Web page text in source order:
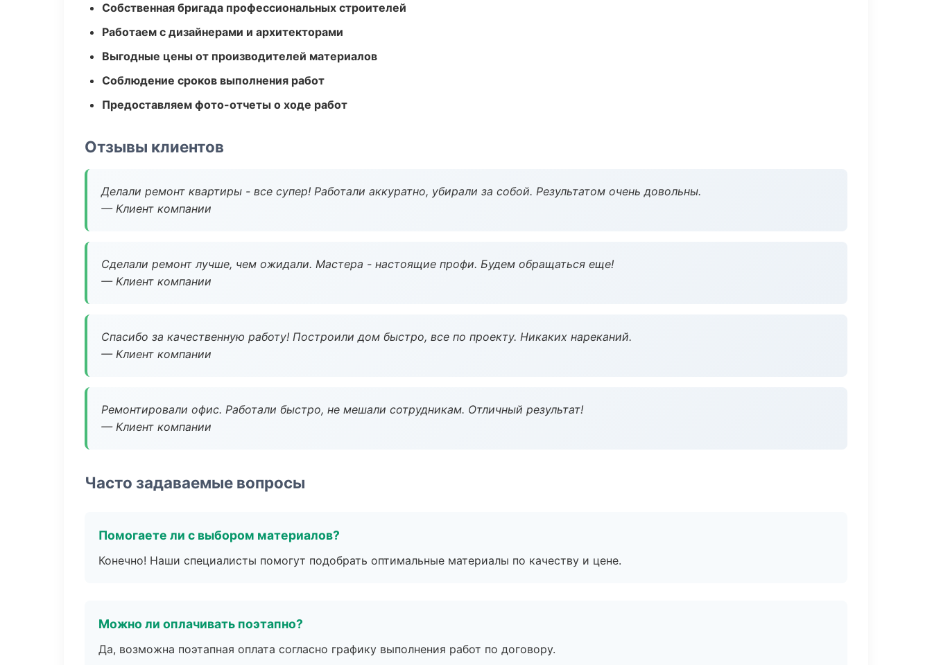
Собственная бригада профессиональных строителей
Работаем с дизайнерами и архитекторами
Выгодные цены от производителей материалов
Соблюдение сроков выполнения работ
Предоставляем фото-отчеты о ходе работ
Отзывы клиентов
Делали ремонт квартиры - все супер! Работали аккуратно, убирали за собой. Результатом очень довольны.
— Клиент компании
Сделали ремонт лучше, чем ожидали. Мастера - настоящие профи. Будем обращаться еще!
— Клиент компании
Спасибо за качественную работу! Построили дом быстро, все по проекту. Никаких нареканий.
— Клиент компании
Ремонтировали офис. Работали быстро, не мешали сотрудникам. Отличный результат!
— Клиент компании
Часто задаваемые вопросы
Помогаете ли с выбором материалов?
Конечно! Наши специалисты помогут подобрать оптимальные материалы по качеству и цене.
Можно ли оплачивать поэтапно?
Да, возможна поэтапная оплата согласно графику выполнения работ по договору.